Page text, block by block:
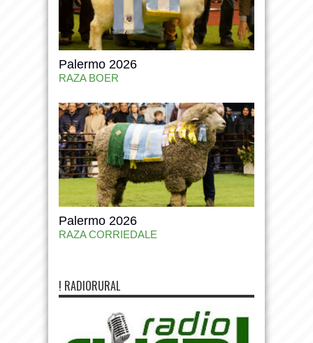
Palermo 2026
RAZA BOER
Palermo 2026
RAZA CORRIEDALE
! RADIORURAL